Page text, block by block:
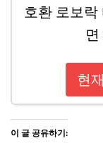
호환 로보락
현
이 글 공유하기: